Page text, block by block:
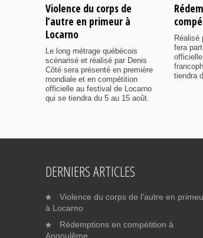
Violence du corps de
l’autre en primeur à
Locarno
Le long métrage québécois
scénarisé et réalisé par Denis
Côté sera présenté en première
mondiale et en compétition
officielle au festival de Locarno
qui se tiendra du 5 au 15 août.
Réalisé
fera
tiendra
DERNIERS ARTICLES
Violence du corps de l’autre en
à Locarno
Rédemptions en compétition à
Angoulême